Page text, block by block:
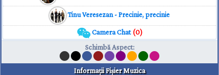
Tinu Veresezan - Precinie, precinie
Camera Chat(0)
Schimbă Aspect:
Informaţii Fişier Muzica